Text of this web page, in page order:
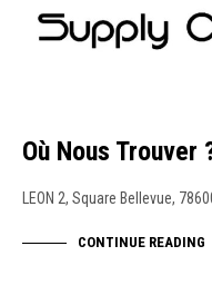
Où Nous Trouver
LEON 2, Square Bellevue,
CONTINUE READING